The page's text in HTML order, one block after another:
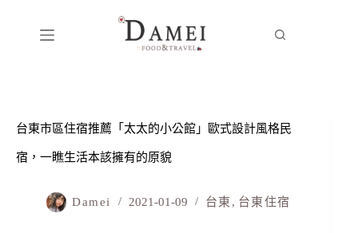
台東市區住宿推薦「太太的小公館」歐式設計風格民
宿，一瞧生活本該擁有的原貌
Damei 2021-01-09 台東 , 台東住宿